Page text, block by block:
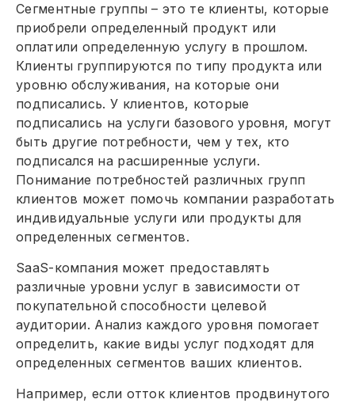
Сегментные группы – это те клиенты, которые
приобрели определенный продукт или
оплатили определенную услугу в прошлом.
Клиенты группируются по типу продукта или
уровню обслуживания, на которые они
подписались. У клиентов, которые
подписались на услуги базового уровня, могут
быть другие потребности, чем у тех, кто
подписался на расширенные услуги.
Понимание потребностей различных групп
клиентов может помочь компании разработать
индивидуальные услуги или продукты для
определенных сегментов.
SaaS-компания может предоставлять
различные уровни услуг в зависимости от
покупательной способности целевой
аудитории. Анализ каждого уровня помогает
определить, какие виды услуг подходят для
определенных сегментов ваших клиентов.
Например, если отток клиентов продвинутого